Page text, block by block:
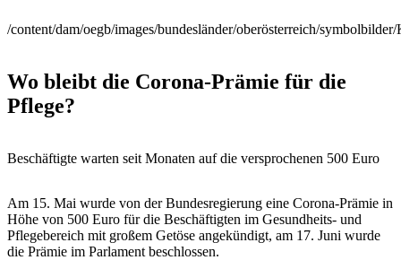
/content/dam/oegb/images/bundesländer/oberösterreich/
Wo bleibt die Corona-Prämie für die
Pflege?
Beschäftigte warten seit Monaten auf die versprochenen 500 Euro
Am 15. Mai wurde von der Bundesregierung eine Corona-Prämie in
Höhe von 500 Euro für die Beschäftigten im Gesundheits- und
Pflegebereich mit großem Getöse angekündigt, am 17. Juni wurde
die Prämie im Parlament beschlossen.